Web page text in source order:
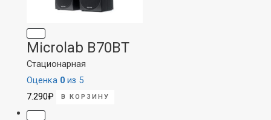
Microlab B70BT
Стационарная
Оценка 0из 5
7.290₽ В КОРЗИНУ